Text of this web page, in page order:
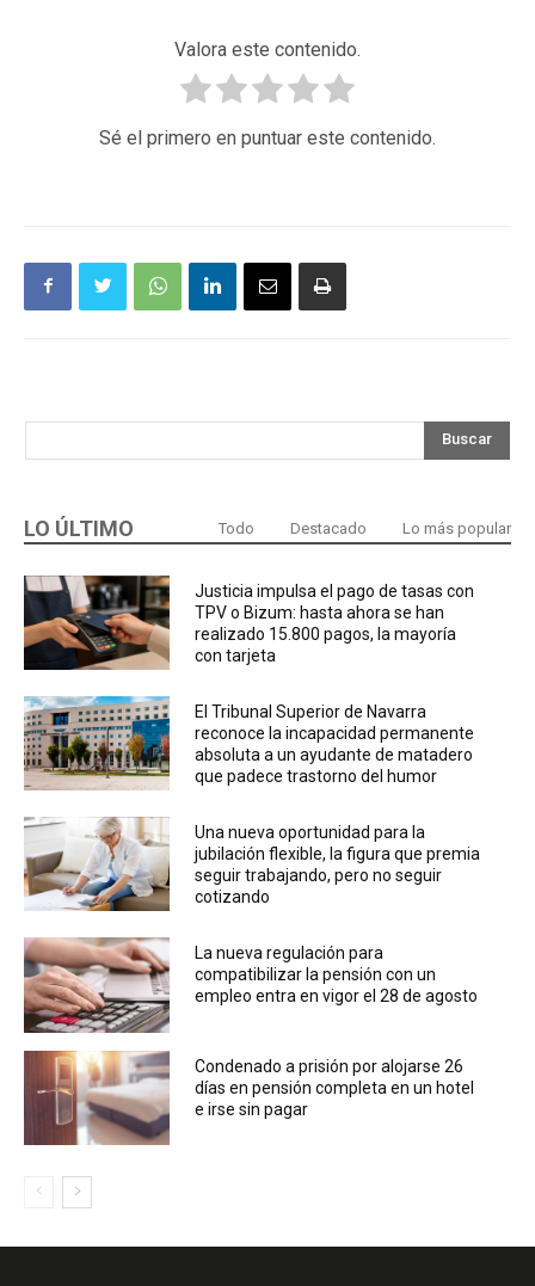
Valora este contenido.
Sé el primero en puntuar este contenido.
Buscar
LO ÚLTIMO Todo Destacado Lo más popular
Justicia impulsa el pago de tasas con
TPV o Bizum: hasta ahora se han
realizado 15.800 pagos, la mayoría
con tarjeta
El Tribunal Superior de Navarra
reconoce la incapacidad permanente
absoluta a un ayudante de matadero
que padece trastorno del humor
Una nueva oportunidad para la
jubilación flexible, la figura que premia
seguir trabajando, pero no seguir
cotizando
La nueva regulación para
compatibilizar la pensión con un
empleo entra en vigor el 28 de agosto
Condenado a prisión por alojarse 26
días en pensión completa en un hotel
e irse sin pagar